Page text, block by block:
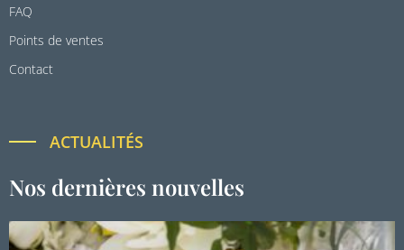
FAQ
Points de ventes
Contact
ACTUALITÉS
Nos dernières nouvelles